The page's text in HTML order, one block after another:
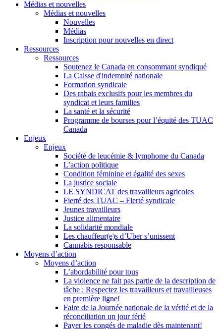
Médias et nouvelles
Médias et nouvelles
Nouvelles
Médias
Inscription pour nouvelles en direct
Ressources
Ressources
Soutenez le Canada en consommant syndiqué
La Caisse d'indemnité nationale
Formation syndicale
Des rabais exclusifs pour les membres du
syndicat et leurs families
La santé et la sécurité
Programme de bourses pour l’équité des TUAC
Canada
Enjeux
Enjeux
Société de leucémie & lymphome du Canada
L’action politique
Condition féminine et égalité des sexes
La justice sociale
LE SYNDICAT des travailleurs agricoles
Fierté des TUAC – Fierté syndicale
Jeunes travailleurs
Justice alimentaire
La solidarité mondiale
Les chauffeur(e)s d’Uber s’unissent
Cannabis responsable
Moyens d’action
Moyens d’action
L’abordabilité pour tous
La violence ne fait pas partie de la description de
tâche : Respectez les travailleurs et travailleuses
en première ligne!
Faire de la Journée nationale de la vérité et de la
réconciliation un jour férié
Payer les congés de maladie dès maintenant!